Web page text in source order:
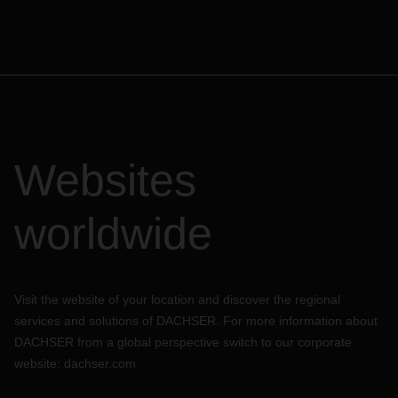
Websites
worldwide
Visit the website of your location and discover the regional
services and solutions of DACHSER. For more information about
DACHSER from a global perspective switch to our corporate
website: dachser.com